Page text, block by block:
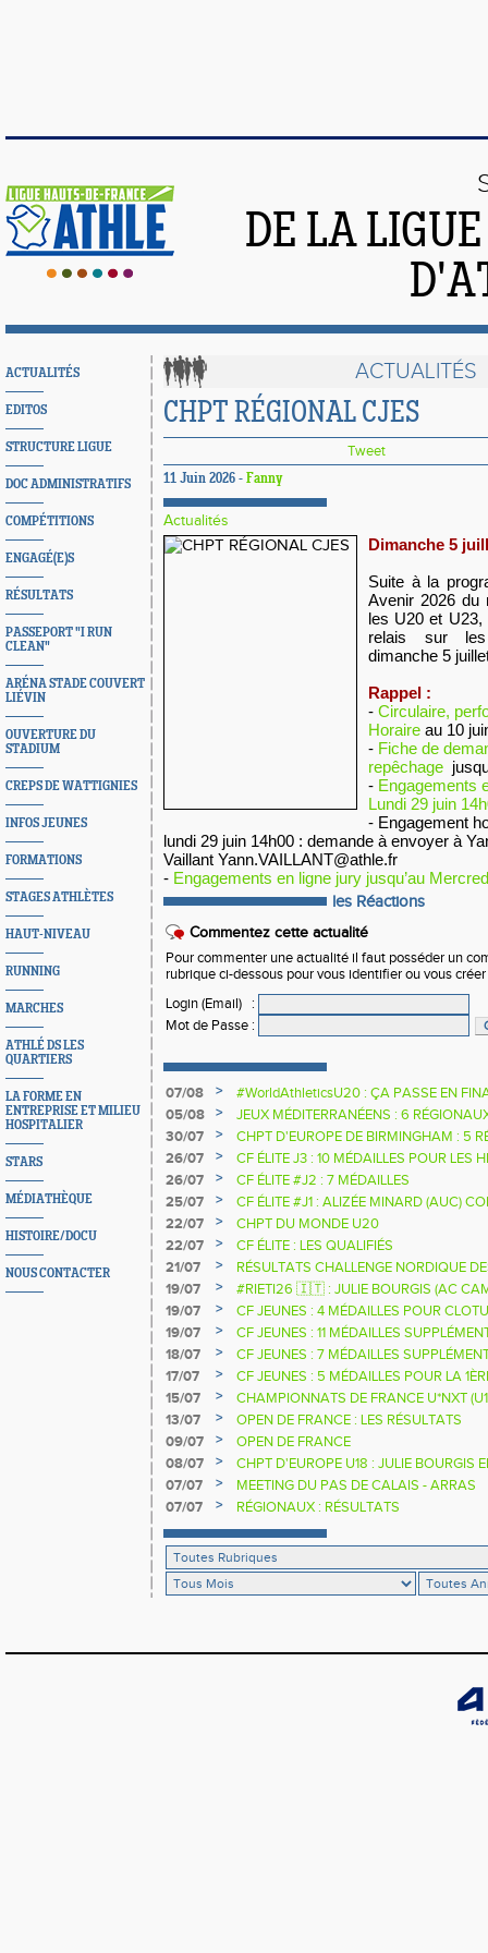
DE LA
ACTUALITÉS
EDITOS
STRUCTURE LIGUE
DOC ADMINISTRATIFS
COMPÉTITIONS
ENGAGÉ(E)S
RÉSULTATS
PASSEPORT "I RUN
CLEAN"
ARÉNA STADE COUVERT
LIÉVIN
OUVERTURE DU
STADIUM
CREPS DE WATTIGNIES
INFOS JEUNES
FORMATIONS
STAGES ATHLÈTES
HAUT-NIVEAU
RUNNING
MARCHES
ATHLÉ DS LES
QUARTIERS
LA FORME EN
ENTREPRISE ET MILIEU
HOSPITALIER
STARS
MÉDIATHÈQUE
HISTOIRE/DOCU
NOUS CONTACTER
ACTUALITÉS
CHPT RÉGIONAL CJES
Tweet
11 Juin 2026 - Fanny
Actualités
Dimanche 5
Suite à la
Avenir 2026 du
les U20 et
relais sur
dimanche 5
Rappel :
- Circulaire,
Horaire au 10
- Fiche de
repêchage
- Engagements
Lundi 29 juin
- Engagement
lundi 29 juin 14h00 : demande à envoyer à
Vaillant Yann.VAILLANT@athle.fr
- Engagements en ligne jury jusqu’au
les Réactions
Commentez cette actualité
Pour commenter une actualité il faut posséder un
rubrique ci-dessous pour vous identifier ou vous
Login (Email)
:
Mot de Passe :
07/08 >
#WorldAthleticsU20 : ÇA PASSE EN
SAUTEURS
05/08 >
JEUX MÉDITERRANÉENS : 6
30/07
>
CHPT D'EUROPE DE BIRMINGHAM : 5
26/07
>
CF ÉLITE J3 : 10 MÉDAILLES POUR LES
26/07
>
CF ÉLITE #J2 : 7 MÉDAILLES
25/07
>
CF ÉLITE #J1 : ALIZÉE MINARD (AUC)
NATIONALE
22/07 >
CHPT DU MONDE U20
22/07
>
CF ÉLITE : LES QUALIFIÉS
21/07
>
RÉSULTATS CHALLENGE NORDIQUE
2025 2026
19/07 >
#RIETI26 🇮🇹 : JULIE BOURGIS (AC
D'EUROPE U18 DE LA PERCHE
19/07 >
CF JEUNES : 4 MÉDAILLES POUR
19/07
>
CF JEUNES : 11 MÉDAILLES
18/07
>
CF JEUNES : 7 MÉDAILLES
17/07
>
CF JEUNES : 5 MÉDAILLES POUR LA
15/07
>
CHAMPIONNATS DE FRANCE U*NXT
13/07
>
OPEN DE FRANCE : LES RÉSULTATS
09/07
>
OPEN DE FRANCE
08/07
>
CHPT D'EUROPE U18 : JULIE BOURGIS
07/07
>
MEETING DU PAS DE CALAIS - ARRAS
07/07
> RÉGIONAUX : RÉSULTATS